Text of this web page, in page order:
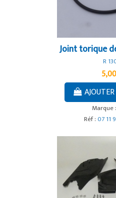
Joint torique
R
Marque :
Réf :07 11